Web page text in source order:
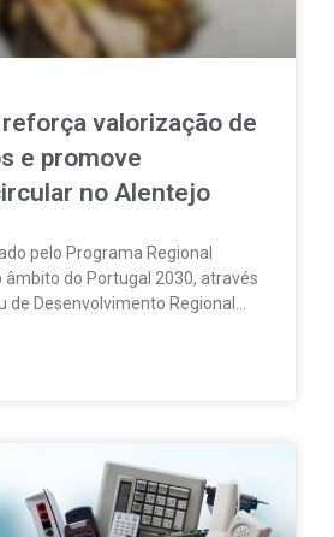
valorização de
e promove
no Alentejo
pelo Programa Regional
âmbito do Portugal 2030, através
de Desenvolvimento Regional